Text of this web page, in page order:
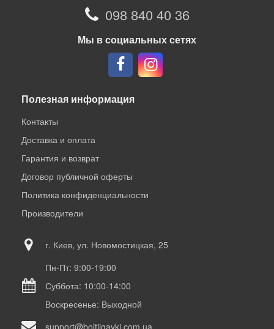
098 840 40 36
Мы в социальных сетях
Полезная информация
Контакты
Доставка и оплата
Гарантия и возврат
Договор публичной оферты
Политика конфиденциальности
Производители
г. Киев, ул. Новомостицкая, 25
Пн-Пт: 9:00-19:00
Суббота: 10:00-14:00
Воскресенье: Выходной